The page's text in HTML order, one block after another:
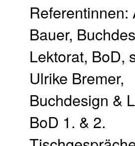
Referentinnen:
Bauer,
Lektorat, BoD,
Ulrike Bremer,
Buchdesign &
BoD 1. & 2.